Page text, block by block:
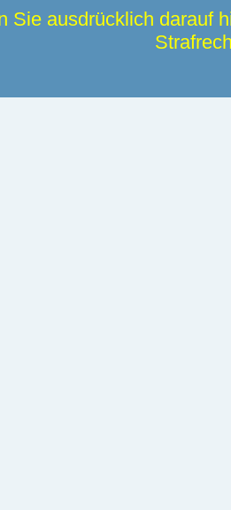
Sie ausdrücklich darauf